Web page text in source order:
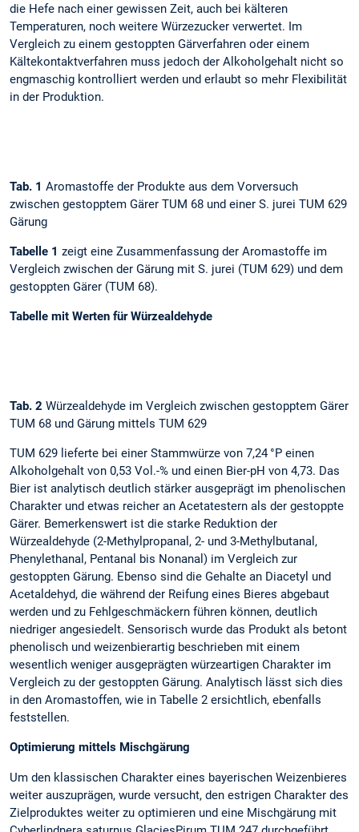
die Hefe nach einer gewissen Zeit, auch bei kälteren
Temperaturen, noch weitere Würzezucker verwertet. Im
Vergleich zu einem gestoppten Gärverfahren oder einem
Kältekontaktverfahren muss jedoch der Alkoholgehalt nicht so
engmaschig kontrolliert werden und erlaubt so mehr Flexibilität
in der Produktion.
Tab. 1 Aromastoffe der Produkte aus dem Vorversuch
zwischen gestopptem Gärer TUM 68 und einer S. jurei TUM 629
Gärung
Tabelle 1 zeigt eine Zusammenfassung der Aromastoffe im
Vergleich zwischen der Gärung mit S. jurei (TUM 629) und dem
gestoppten Gärer (TUM 68).
Tabelle mit Werten für Würzealdehyde
Tab. 2 Würzealdehyde im Vergleich zwischen gestopptem Gärer
TUM 68 und Gärung mittels TUM 629
TUM 629 lieferte bei einer Stammwürze von 7,24 °P einen
Alkoholgehalt von 0,53 Vol.-% und einen Bier-pH von 4,73. Das
Bier ist analytisch deutlich stärker ausgeprägt im phenolischen
Charakter und etwas reicher an Acetatestern als der gestoppte
Gärer. Bemerkenswert ist die starke Reduktion der
Würzealdehyde (2-Methylpropanal, 2- und 3-Methylbutanal,
Phenylethanal, Pentanal bis Nonanal) im Vergleich zur
gestoppten Gärung. Ebenso sind die Gehalte an Diacetyl und
Acetaldehyd, die während der Reifung eines Bieres abgebaut
werden und zu Fehlgeschmäckern führen können, deutlich
niedriger angesiedelt. Sensorisch wurde das Produkt als betont
phenolisch und weizenbierartig beschrieben mit einem
wesentlich weniger ausgeprägten würzeartigen Charakter im
Vergleich zu der gestoppten Gärung. Analytisch lässt sich dies
in den Aromastoffen, wie in Tabelle 2 ersichtlich, ebenfalls
feststellen.
Optimierung mittels Mischgärung
Um den klassischen Charakter eines bayerischen Weizenbieres
weiter auszuprägen, wurde versucht, den estrigen Charakter des
Zielproduktes weiter zu optimieren und eine Mischgärung mit